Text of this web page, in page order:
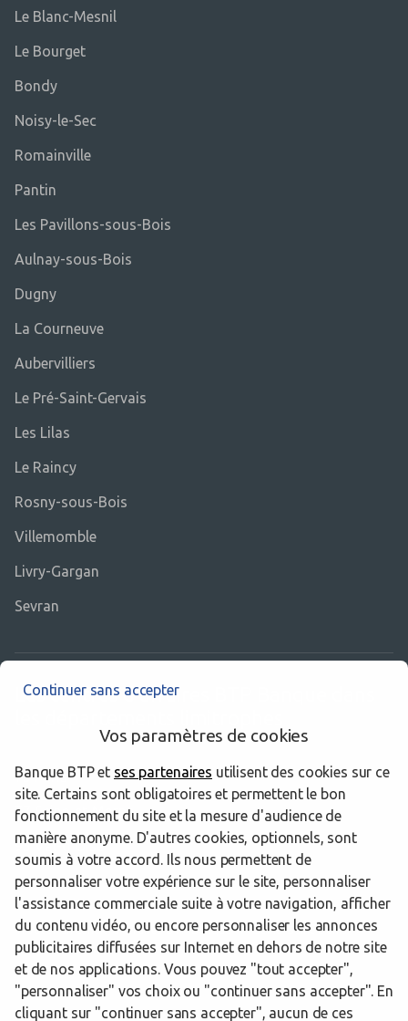
Le Blanc-Mesnil
Le Bourget
Bondy
Noisy-le-Sec
Romainville
Pantin
Les Pavillons-sous-Bois
Aulnay-sous-Bois
Dugny
La Courneuve
Aubervilliers
Le Pré-Saint-Gervais
Les Lilas
Le Raincy
Rosny-sous-Bois
Villemomble
Livry-Gargan
Sevran
Les centres d’affaires BTP Banque dans
75 Paris
77 Seine-et-Marne
95 Val-d'Oise
Trouver un centre d’affaires BTP Banque
Seine-Saint-Denis
Drancy
Powered by
Continuer sans accepter
Vos paramètres de cookies
Banque BTP et ses partenaires utilisent des cookies sur ce
site. Certains sont obligatoires et permettent le bon
fonctionnement du site et la mesure d'audience de
manière anonyme. D'autres cookies, optionnels, sont
soumis à votre accord. Ils nous permettent de
personnaliser votre expérience sur le site, personnaliser
l'assistance commerciale suite à votre navigation, afficher
du contenu vidéo, ou encore personnaliser les annonces
publicitaires diffusées sur Internet en dehors de notre site
et de nos applications. Vous pouvez "tout accepter",
"personnaliser" vos choix ou "continuer sans accepter". En
cliquant sur "continuer sans accepter", aucun de ces